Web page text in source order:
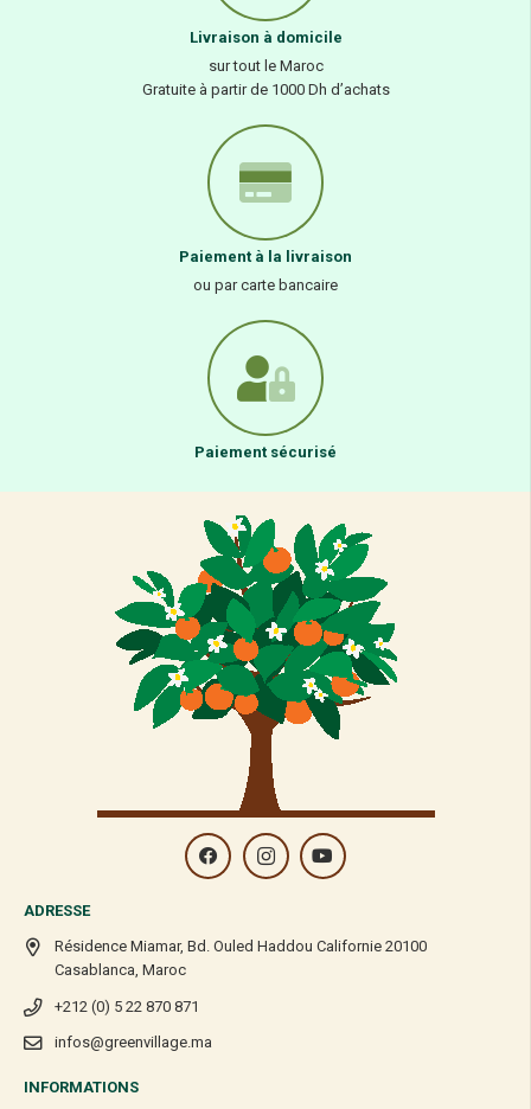
Livraison à domicile
sur tout le Maroc
Gratuite à partir de 1000 Dh d’achats
Paiement à la livraison
ou par carte bancaire
Paiement sécurisé
ADRESSE
Résidence Miamar, Bd. Ouled Haddou Californie 20100
Casablanca, Maroc
+212 (0) 5 22 870 871
infos@greenvillage.ma
INFORMATIONS